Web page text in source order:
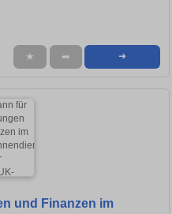
★ ➦ ➜
und Finanzen im